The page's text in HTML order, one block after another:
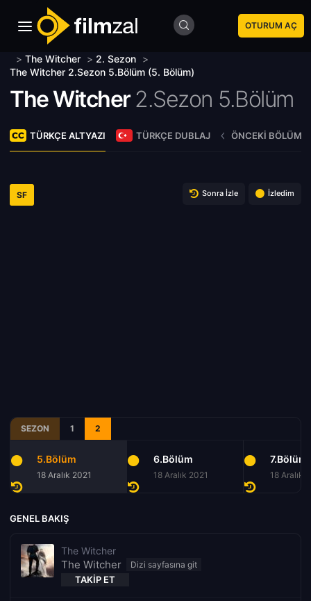
OTURUM AÇ
> The Witcher > 2. Sezon >
The Witcher 2.Sezon 5.Bölüm (5. Bölüm)
The Witcher 2.Sezon 5.Bölüm
TÜRKÇE ALTYAZI TÜRKÇE DUBLAJ ÖNCEKI BÖLÜM
SF Sonra İzle İzledim
SEZON 1 2
5.Bölüm
18 Aralık 2021
6.Bölüm
18 Aralık 2021
7.Bölüm
18 Aralık
GENEL BAKIŞ
The Witcher
The Witcher
TAKIP ET